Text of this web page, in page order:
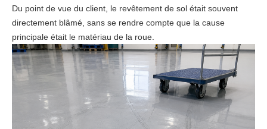
Du point de vue du client, le revêtement de sol était souvent
directement blâmé, sans se rendre compte que la cause
principale était le matériau de la roue.